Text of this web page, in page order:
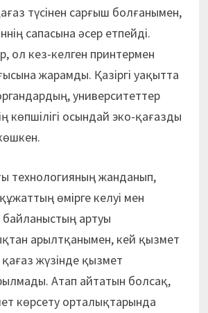
түсінен сарғыш болғанымен,
сапасына әсер етпейді.
ол кез-келген принтермен
жарамды. Қазіргі уақытта
университеттер
көпшілігі осындай эко-қағазды
технологияның жанданып,
өмірге келуі мен
байланыстың артуы
арылтқанымен, кей қызмет
қағаз жүзінде қызмет
Атап айтатын болсақ,
көрсету орталықтарында